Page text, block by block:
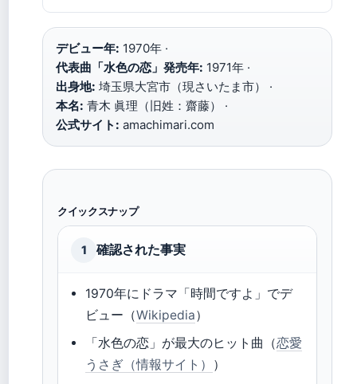
デビュー年: 1970年 ·
代表曲「水色の恋」発売年: 1971年 ·
出身地: 埼玉県大宮市（現さいたま市） ·
本名: 青木 眞理（旧姓：齋藤） ·
公式サイト: amachimari.com
クイックスナップ
1 確認された事実
1970年にドラマ「時間ですよ」でデ
ビュー（Wikipedia）
「水色の恋」が最大のヒット曲（恋愛
うさぎ（情報サイト） ）